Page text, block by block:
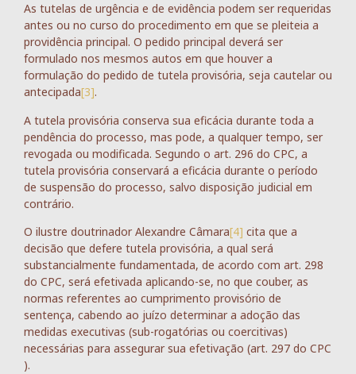
As tutelas de urgência e de evidência podem ser requeridas
antes ou no curso do procedimento em que se pleiteia a
providência principal. O pedido principal deverá ser
formulado nos mesmos autos em que houver a
formulação do pedido de tutela provisória, seja cautelar ou
antecipada[3].
A tutela provisória conserva sua eficácia durante toda a
pendência do processo, mas pode, a qualquer tempo, ser
revogada ou modificada. Segundo o art. 296 do CPC, a
tutela provisória conservará a eficácia durante o período
de suspensão do processo, salvo disposição judicial em
contrário.
O ilustre doutrinador Alexandre Câmara[4] cita que a
decisão que defere tutela provisória, a qual será
substancialmente fundamentada, de acordo com art. 298
do CPC, será efetivada aplicando-se, no que couber, as
normas referentes ao cumprimento provisório de
sentença, cabendo ao juízo determinar a adoção das
medidas executivas (sub-rogatórias ou coercitivas)
necessárias para assegurar sua efetivação (art. 297 do CPC
).